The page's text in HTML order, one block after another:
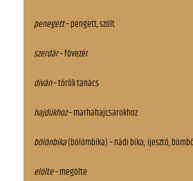
penegett– pengett, szólt
szerdár– fővezér
díván– török tanács
hajdúkhoz– marhahajcsárokhoz
bölönbika(bölömbika) – nádi bika; ijesztő,
elölte– megölte